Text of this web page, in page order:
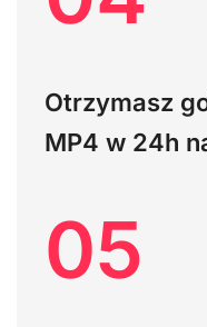
Otrzymasz
MP4 w 24h
05